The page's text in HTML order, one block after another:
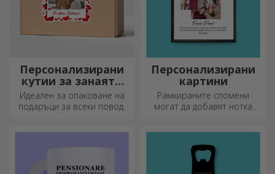
двете страни - Футбол
14.78 €
Други персонализирани подаръци